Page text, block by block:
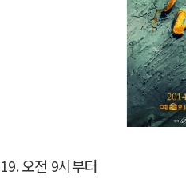
오전 9시부터